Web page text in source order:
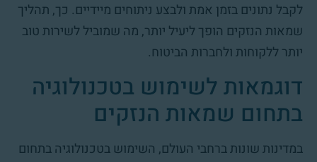
לקבל נתונים בזמן אמת ולבצע ניתוחים מיידיים. כך, תהליך
שמאות הנזקים הופך ליעיל יותר, מה שמוביל לשירות טוב
יותר ללקוחות ולחברות הביטוח.
דוגמאות לשימוש בטכנולוגיה
בתחום שמאות הנזקים
במדינות שונות ברחבי העולם, השימוש בטכנולוגיה בתחום